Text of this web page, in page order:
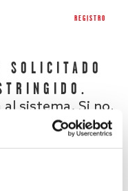
REGISTRO
SOLICITADO
al sistema. Si no,